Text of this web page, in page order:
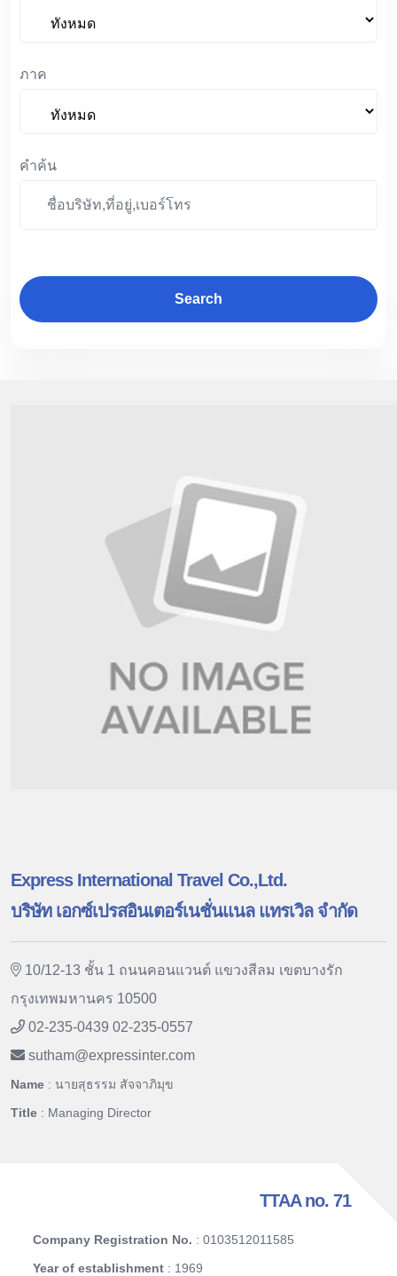
ภาค
คำค้น
Search
Express International Travel Co.,Ltd.
บริษัท เอกซ์เปรสอินเตอร์เนชั่นแนล แทรเวิล จำกัด
10/12-13 ชั้น 1 ถนนคอนแวนต์ แขวงสีลม เขตบางรัก
กรุงเทพมหานคร 10500
02-235-0439 02-235-0557
sutham@expressinter.com
Name : นายสุธรรม สัจจาภิมุข
Title : Managing Director
TTAA no. 71
Company Registration No. : 0103512011585
Year of establishment : 1969